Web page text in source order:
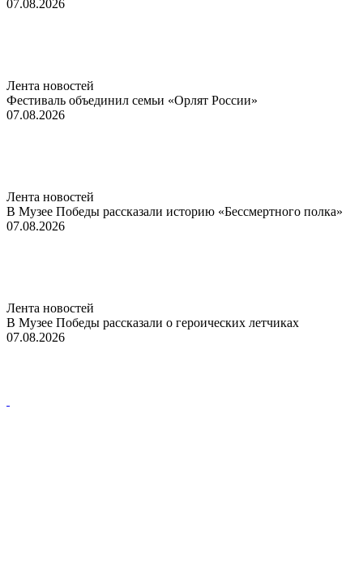
07.08.2026
Лента новостей
Фестиваль объединил семьи «Орлят России»
07.08.2026
Лента новостей
В Музее Победы рассказали историю «Бессмертного полка»
07.08.2026
Лента новостей
В Музее Победы рассказали о героических летчиках
07.08.2026